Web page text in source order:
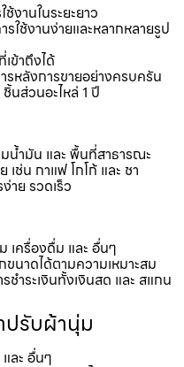
านในระยะยาว
ใช้งานง่ายและหลากหลายรูป
ข้าถึงได้
หลังการขายอย่างครบครัน
นส่วนอะไหล่ 1 ปี
น้ำมัน และ พื้นที่สาธารณะ
เช่น กาแฟ โกโก้ และ ชา
าย รวดเร็ว
เครื่องดื่ม และ อื่นๆ
นาดได้ตามความเหมาะสม
ำระเงินทั้งเงินสด และ สแกน
ปรับผ้านุ่ม
ละ อื่นๆ